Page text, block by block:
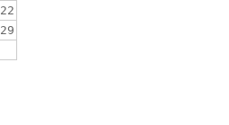
22
29